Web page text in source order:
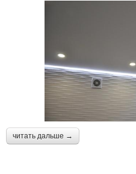
читать дальше →